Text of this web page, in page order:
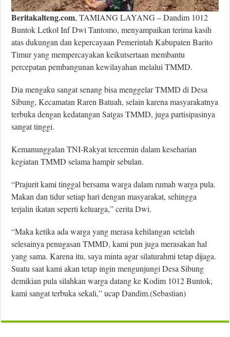
Beritakalteng.com, TAMIANG LAYANG – Dandim 1012
Buntok Letkol Inf Dwi Tantomo, menyampaikan terima kasih
atas dukungan dan kepercayaan Pemerintah Kabupaten Barito
Timur yang mempercayakan keikutsertaan membantu
percepatan pembangunan kewilayahan melalui TMMD.
Dia mengaku sangat senang bisa menggelar TMMD di Desa
Sibung, Kecamatan Raren Batuah, selain karena masyarakatnya
terbuka dengan kedatangan Satgas TMMD, juga partisipasinya
sangat tinggi.
Kemanunggalan TNI-Rakyat tercermin dalam keseharian
kegiatan TMMD selama hampir sebulan.
“Prajurit kami tinggal bersama warga dalam rumah warga pula.
Makan dan tidur setiap hari dengan masyarakat, sehingga
terjalin ikatan seperti keluarga,” cerita Dwi.
“Maka ketika ada warga yang merasa kehilangan setelah
selesainya penugasan TMMD, kami pun juga merasakan hal
yang sama. Karena itu, saya minta agar silaturahmi tetap dijaga.
Suatu saat kami akan tetap ingin mengunjungi Desa Sibung
demikian pula silahkan warga datang ke Kodim 1012 Buntok,
kami sangat terbuka sekali,” ucap Dandim.(Sebastian)